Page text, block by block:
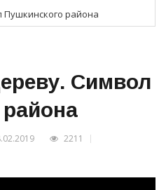
Пушкинского района
Символ
2211